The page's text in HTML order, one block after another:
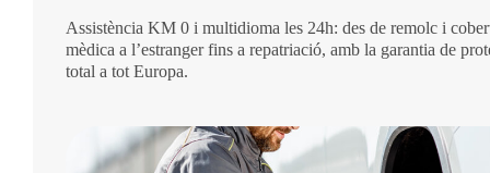
Assistència KM 0 i multidioma les 24h: des de remolc i
mèdica a l’estranger fins a repatriació, amb la garantia de
total a tot Europa.